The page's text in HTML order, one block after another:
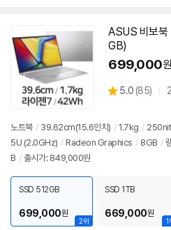
ASUS 비보
GB)
699,000원
별
5.0 (상
뷰
85)
노트북 / 39.62cm(15.6인치) / 1.7kg / 250nit
5U (2.0GHz) / Radeon Graphics / 8GB /
B / 출시가: 849,000원
2위
SSD 512GB
699,000원
1
SSD 1TB
669,000원